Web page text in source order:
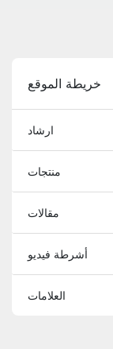
خريطة الموقع
ارشاد
منتجات
مقالات
أشرطة فيديو
العلامات